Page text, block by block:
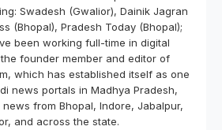
Swadesh (Gwalior), Dainik Jagran
(Bhopal), Pradesh Today (Bhopal);
been working full-time in digital
founder member and editor of
which has established itself as one
news portals in Madhya Pradesh,
from Bhopal, Indore, Jabalpur,
and across the state.